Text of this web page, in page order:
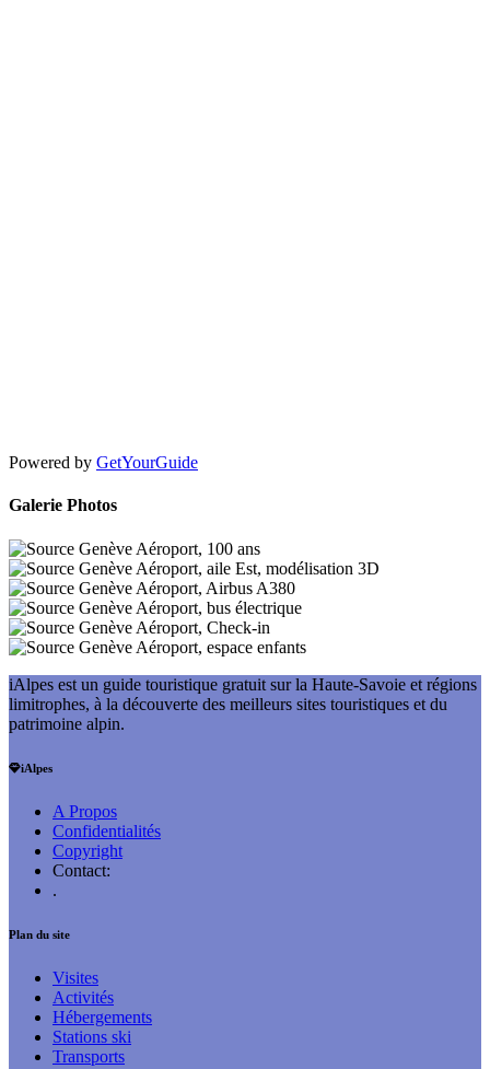
Powered by GetYourGuide
Galerie Photos
iAlpes est un guide touristique gratuit sur la Haute-Savoie et régions
limitrophes, à la découverte des meilleurs sites touristiques et du
patrimoine alpin.
iAlpes
A Propos
Confidentialités
Copyright
Contact:
.
Plan du site
Visites
Activités
Hébergements
Stations ski
Transports